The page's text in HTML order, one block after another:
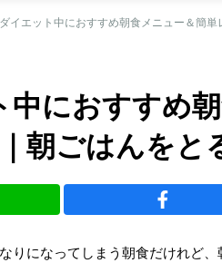
ダイエット中におすすめ朝食メニュー＆簡
中におすすめ
朝ごはんをと
りになってしまう朝食だけれど